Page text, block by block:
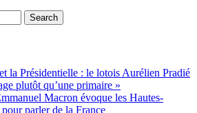
la Présidentielle : le lotois Aurélien Pradié
plutôt qu’une primaire »
Macron évoque les Hautes-
parler de la France